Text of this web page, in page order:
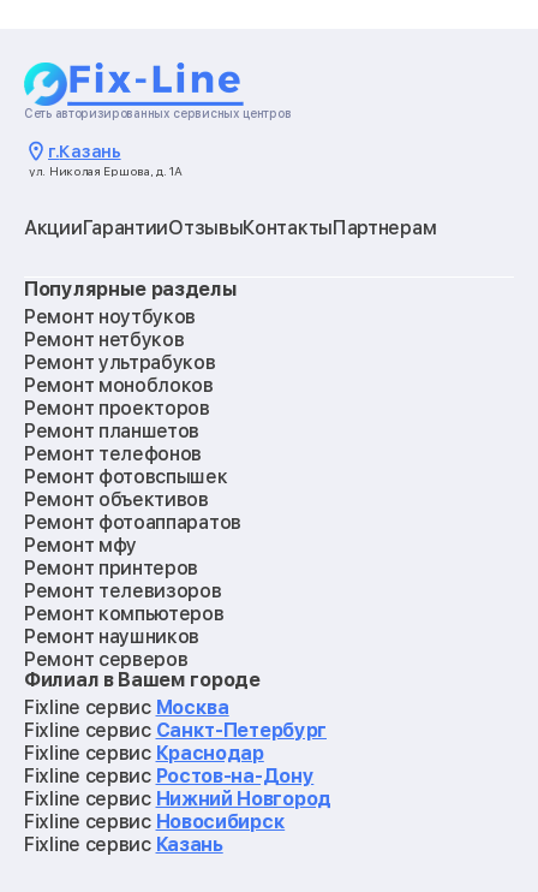
Сеть авторизированных сервисных центров
г.Казань
ул. Николая Ершова, д. 1А
АкцииГарантииОтзывыКонтактыПартнерам
Популярные разделы
Ремонт ноутбуков
Ремонт нетбуков
Ремонт ультрабуков
Ремонт моноблоков
Ремонт проекторов
Ремонт планшетов
Ремонт телефонов
Ремонт фотовспышек
Ремонт объективов
Ремонт фотоаппаратов
Ремонт мфу
Ремонт принтеров
Ремонт телевизоров
Ремонт компьютеров
Ремонт наушников
Ремонт серверов
Ремонт мониторов
Ремонт квадрокоптеров
Ремонт электросамокатов
Ремонт материнских плат
Ремонт видеокарт
Ремонт кофемашин
Ремонт vr систем
Ремонт игровых приставок
Филиал в Вашем городе
Fixline сервис Москва
Fixline сервис Санкт-Петербург
Fixline сервис Краснодар
Fixline сервис Ростов-на-Дону
Fixline сервис Нижний Новгород
Fixline сервис Новосибирск
Fixline сервис Казань